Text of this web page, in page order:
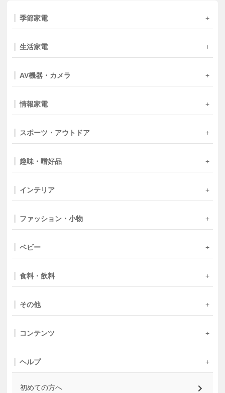
季節家電
生活家電
AV機器・カメラ
情報家電
スポーツ・アウトドア
趣味・嗜好品
インテリア
ファッション・小物
ベビー
食料・飲料
その他
コンテンツ
ヘルプ
初めての方へ